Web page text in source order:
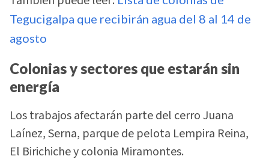
Tegucigalpa que recibirán agua del 8 al 14 de
agosto
Colonias y sectores que estarán sin
energía
Los trabajos afectarán parte del cerro Juana
Laínez, Serna, parque de pelota Lempira Reina,
El Birichiche y colonia Miramontes.